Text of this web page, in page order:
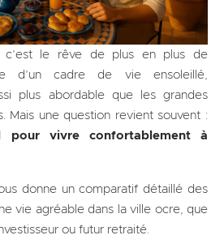
c’est le rêve de plus en plus de
d’un cadre de vie ensoleillé,
plus abordable que les grandes
Mais une question revient souvent :
pour vivre confortablement à
donne un comparatif détaillé des
vie agréable dans la ville ocre, que
ou futur retraité.